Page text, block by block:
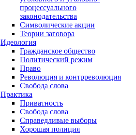
процессуального
законодательства
Символические акции
Теории заговора
Идеология
Гражданское общество
Политический режим
Право
Революция и контрреволюция
Свобода слова
Практика
Приватность
Свобода слова
Справедливые выборы
Хорошая полиция